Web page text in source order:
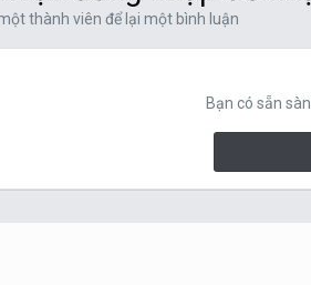
thành viên để lại một bình luận
Bạn có sẵn